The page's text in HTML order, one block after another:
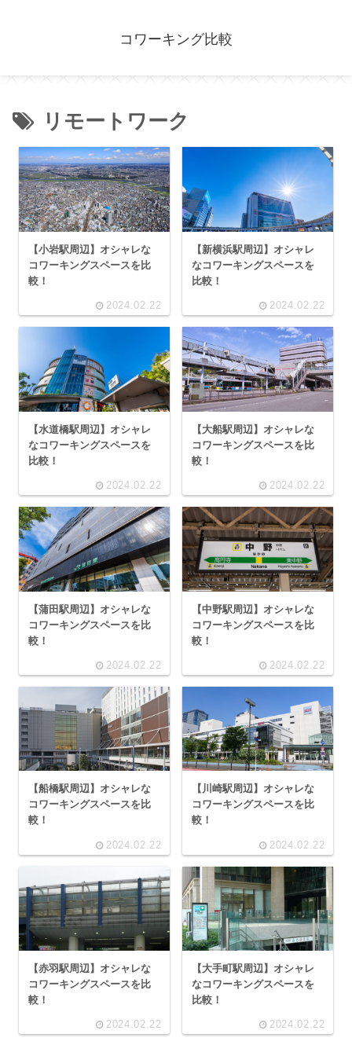
コワーキング比較
リモートワーク
【小岩駅周辺】オシャレな
コワーキングスペースを比
較！
2024.02.22
【新横浜駅周辺】オシャレ
なコワーキングスペースを
比較！
2024.02.22
【水道橋駅周辺】オシャレ
なコワーキングスペースを
比較！
2024.02.22
【大船駅周辺】オシャレな
コワーキングスペースを比
較！
2024.02.22
【蒲田駅周辺】オシャレな
コワーキングスペースを比
較！
2024.02.22
【中野駅周辺】オシャレな
コワーキングスペースを比
較！
2024.02.22
【船橋駅周辺】オシャレな
コワーキングスペースを比
較！
2024.02.22
【川崎駅周辺】オシャレな
コワーキングスペースを比
較！
2024.02.22
【赤羽駅周辺】オシャレな
コワーキングスペースを比
較！
2024.02.22
【大手町駅周辺】オシャレ
なコワーキングスペースを
比較！
2024.02.22